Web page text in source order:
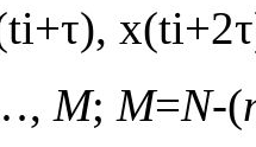
ti+τ), x(ti+2τ
M; M=N-(